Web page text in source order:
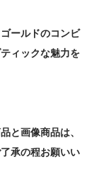
ールドのコンビ
ィックな魅力を
と画像商品は、
承の程お願いい